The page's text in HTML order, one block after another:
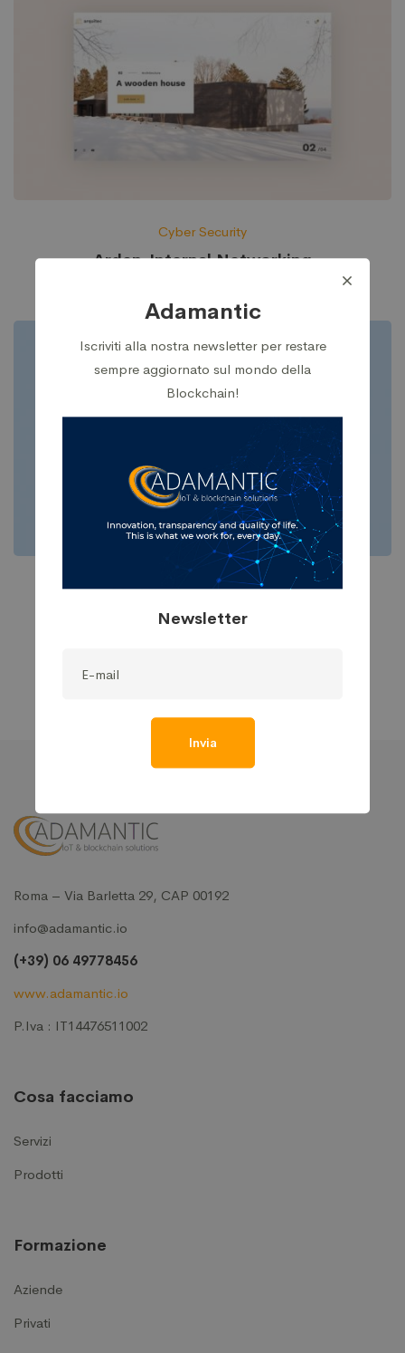
Cyber Security
Arden-Internal Networking
Cyber Security
A Freeserve case study
Roma – Via Barletta 29, CAP 00192
info@adamantic.io
(+39) 06 49778456
www.adamantic.io
P.Iva : IT14476511002
Cosa facciamo
Servizi
Prodotti
Formazione
Aziende
Privati
Adamantic
Iscriviti alla nostra newsletter per restare
sempre aggiornato sul mondo della
Blockchain!
Newsletter
Invia